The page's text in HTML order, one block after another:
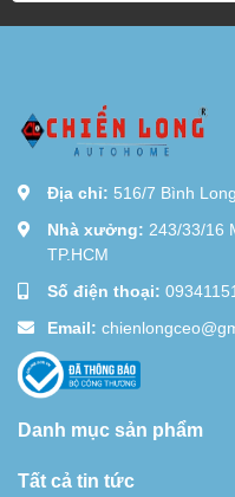
Địa chỉ: 516/7 Bình
Nhà xưởng: 243/33/16
TP.HCM
Số điện thoại:
Email:
Danh mục sản phẩm
Tất cả tin tức